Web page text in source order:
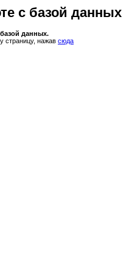
с базой данных
данных.
страницу, нажав сюда